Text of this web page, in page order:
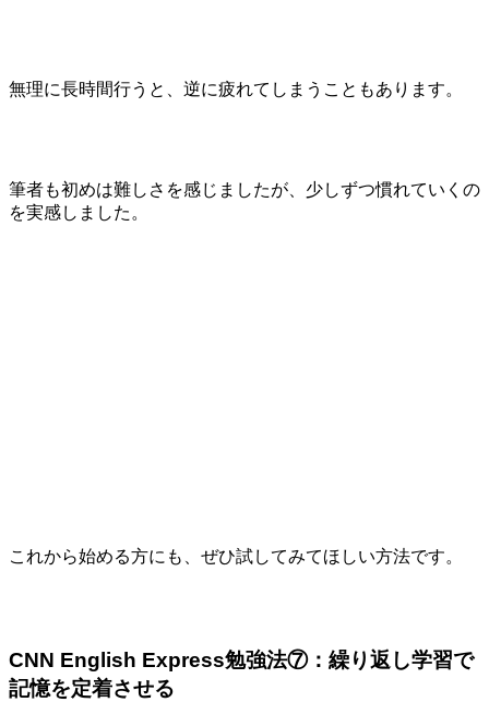
無理に長時間行うと、逆に疲れてしまうこともあります。
筆者も初めは難しさを感じましたが、少しずつ慣れていくの
を実感しました。
これから始める方にも、ぜひ試してみてほしい方法です。
CNN English Express勉強法⑦：繰り返し学習で
記憶を定着させる